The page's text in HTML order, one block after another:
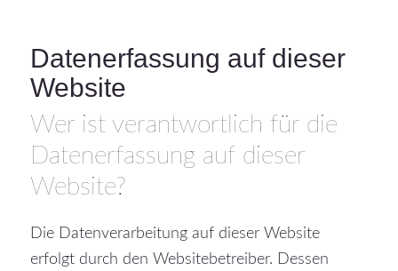
Datenerfassung auf dieser
Website
Wer ist verantwortlich für die
Datenerfassung auf dieser
Website?
Die Datenverarbeitung auf dieser Website
erfolgt durch den Websitebetreiber. Dessen